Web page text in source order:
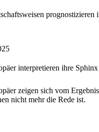
prognostizieren
interpretieren ihre Sphinx
zeigen sich vom
nicht mehr die Rede ist.